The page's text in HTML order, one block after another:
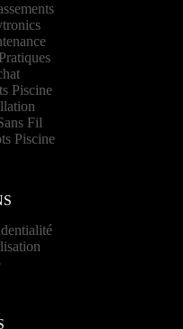
Piscine
Fil
Piscine